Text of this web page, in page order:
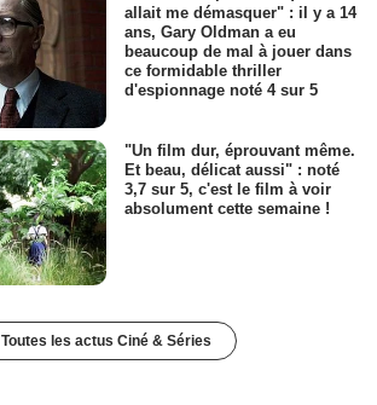
allait me démasquer" : il y a 14
ans, Gary Oldman a eu
beaucoup de mal à jouer dans
ce formidable thriller
d'espionnage noté 4 sur 5
"Un film dur, éprouvant même.
Et beau, délicat aussi" : noté
3,7 sur 5, c'est le film à voir
absolument cette semaine !
Toutes les actus Ciné & Séries